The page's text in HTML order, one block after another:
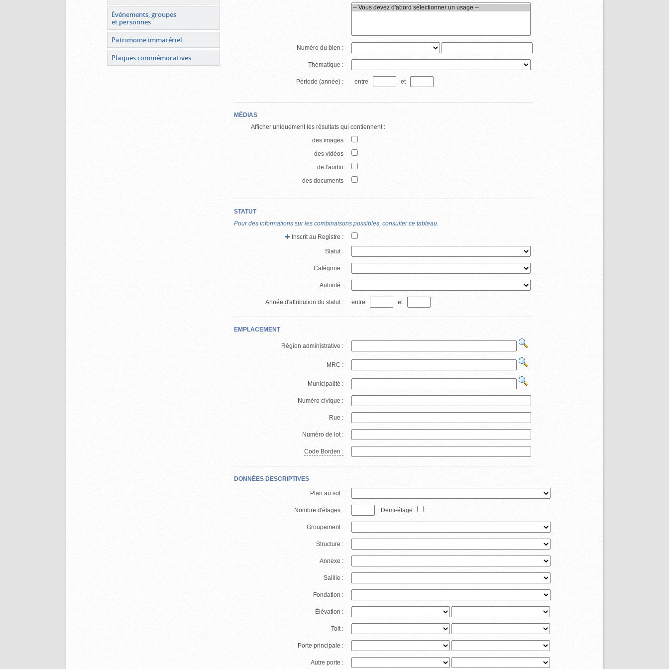
Numéro du bien :
Thématique :
Période (année) : entre et
MÉDIAS
Afficher uniquement les résultats qui contiennent :
des images
des vidéos
de l'audio
des documents
STATUT
Pour des informations sur les combinaisons possibles, consulter ce tableau.
Inscrit au Registre :
Statut :
Catégorie :
Autorité :
Année d'attribution du statut : entre et
EMPLACEMENT
Région administrative :
MRC :
Municipalité :
Numéro civique :
Rue :
Numéro de lot :
Code Borden :
DONNÉES DESCRIPTIVES
Plan au sol :
Nombre d'étages : Demi-étage :
Groupement :
Structure :
Annexe :
Saillie :
Fondation :
Élévation :
Toit :
Porte principale :
Autre porte :
Événements, groupes
et personnes
Patrimoine immatériel
Plaques commémoratives